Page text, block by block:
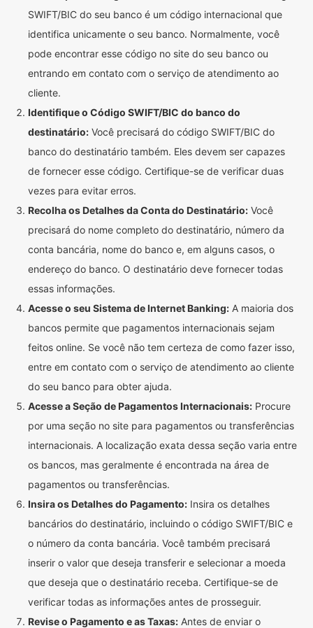
SWIFT/BIC do seu banco é um código internacional que
identifica unicamente o seu banco. Normalmente, você
pode encontrar esse código no site do seu banco ou
entrando em contato com o serviço de atendimento ao
cliente.
Identifique o Código SWIFT/BIC do banco do
destinatário: Você precisará do código SWIFT/BIC do
banco do destinatário também. Eles devem ser capazes
de fornecer esse código. Certifique-se de verificar duas
vezes para evitar erros.
Recolha os Detalhes da Conta do Destinatário: Você
precisará do nome completo do destinatário, número da
conta bancária, nome do banco e, em alguns casos, o
endereço do banco. O destinatário deve fornecer todas
essas informações.
Acesse o seu Sistema de Internet Banking: A maioria dos
bancos permite que pagamentos internacionais sejam
feitos online. Se você não tem certeza de como fazer isso,
entre em contato com o serviço de atendimento ao cliente
do seu banco para obter ajuda.
Acesse a Seção de Pagamentos Internacionais: Procure
por uma seção no site para pagamentos ou transferências
internacionais. A localização exata dessa seção varia entre
os bancos, mas geralmente é encontrada na área de
pagamentos ou transferências.
Insira os Detalhes do Pagamento: Insira os detalhes
bancários do destinatário, incluindo o código SWIFT/BIC e
o número da conta bancária. Você também precisará
inserir o valor que deseja transferir e selecionar a moeda
que deseja que o destinatário receba. Certifique-se de
verificar todas as informações antes de prosseguir.
Revise o Pagamento e as Taxas: Antes de enviar o